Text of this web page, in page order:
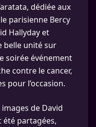
dédiée aux
parisienne Bercy
Hallyday et
belle unité sur
soirée événement
contre le cancer,
pour l’occasion.
de David
été partagées,